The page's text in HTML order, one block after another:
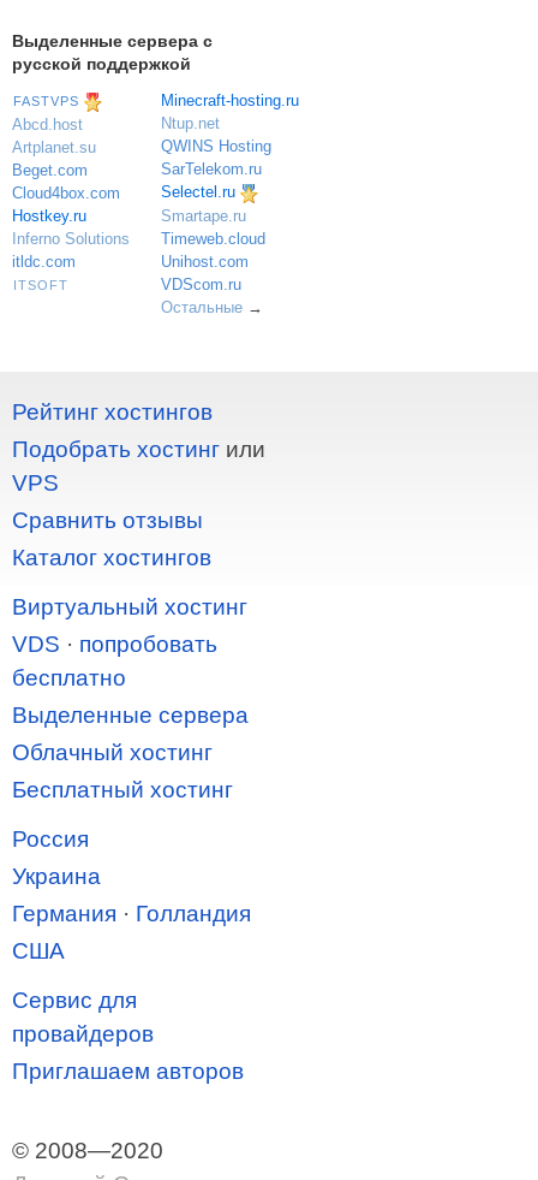
Выделенные сервера с
русской поддержкой
FASTVPS
Abcd.host
Artplanet.su
Beget.com
Cloud4box.com
Hostkey.ru
Inferno Solutions
itldc.com
ITSOFT
Minecraft-hosting.ru
Ntup.net
QWINS Hosting
SarTelekom.ru
Selectel.ru
Smartape.ru
Timeweb.cloud
Unihost.com
VDScom.ru
Остальные→
Рейтинг хостингов
Подобрать хостинг или
VPS
Сравнить отзывы
Каталог хостингов
Виртуальный хостинг
VDS · попробовать
бесплатно
Выделенные сервера
Облачный хостинг
Бесплатный хостинг
Россия
Украина
Германия · Голландия
США
Сервис для
провайдеров
Приглашаем авторов
© 2008—2020